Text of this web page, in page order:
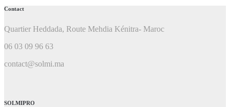
Contact
Quartier Heddada, Route Mehdia Kénitra- Maroc
06 03 09 96 63
contact@solmi.ma
SOLMIPRO